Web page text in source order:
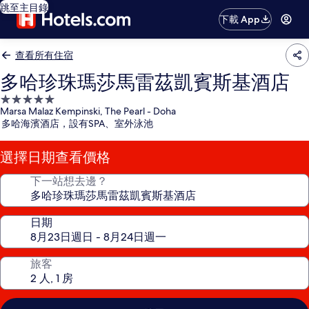
跳至主目錄
下載 App
查看所有住宿
多哈珍珠瑪莎馬雷茲凱賓斯基酒店
5.0
星
級
住
宿
Marsa Malaz Kempinski, The Pearl - Doha
多哈海濱酒店，設有SPA、室外泳池
選擇日期查看價格
下一站想去邊？
日期
旅客